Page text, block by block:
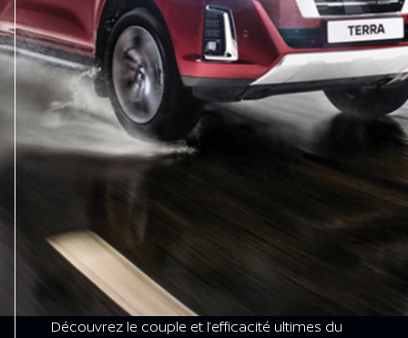
Découvrez le couple et l’efficacité ultimes du